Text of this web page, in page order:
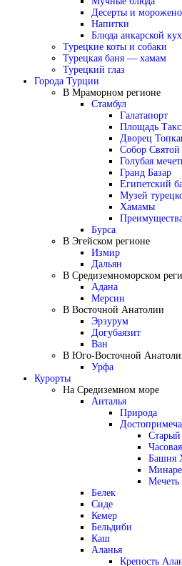
Десерты и
Напитки
Блюда анкарской
Турецкие коты и собаки
Турецкая баня — хамам
Турецкий глаз
Города Турции
В Мраморном регионе
Стамбул
Галатапорт
Площадь
Дворец
Собор
Голубая
Гранд Базар
Египетский
Музей
Хамамы
Бурса
В Эгейском регионе
Измир
Дальян
В Средиземноморском
Адана
Мерсин
В Восточной Анатолии
Эрзурум
Догубаязит
Ван
В Юго-Восточной
Урфа
Курорты
На Средиземном море
Анталья
Природа
Старый
Башня
Белек
Сиде
Кемер
Бельдиби
Каш
Аланья
Крепость